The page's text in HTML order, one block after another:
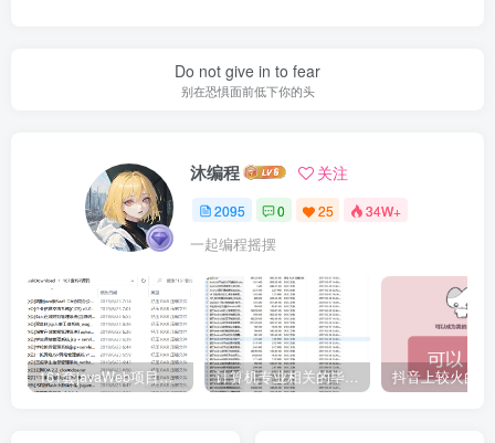
Do not give in to fear
别在恐惧面前低下你的头
沐编程 关注
2095 0 25 34W+
一起编程摇摆
161套javaWeb项目源码免费分享 计算机专业相关的毕业设计论文合集免费下载